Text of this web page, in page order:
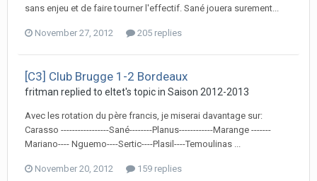
sans enjeu et de faire tourner l'effectif. Sané jouera surement...
November 27, 2012 205 replies
[C3] Club Brugge 1-2 Bordeaux
fritman replied to eltet's topic in Saison 2012-2013
Avec les rotation du père francis, je miserai davantage sur:
Carasso -----------------Sané--------Planus------------Marange -------
Mariano---- Nguemo----Sertic----Plasil----Temoulinas ...
November 20, 2012 159 replies